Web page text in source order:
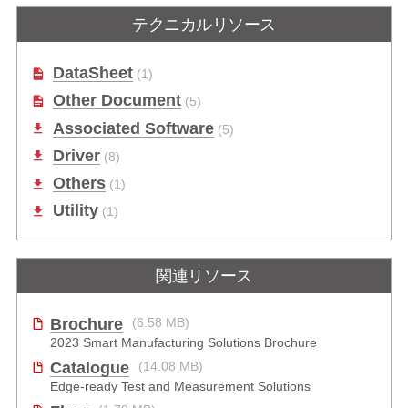
独立型 USB デジタル I/O モジュー
ル（OEM バージョンあり）
ルとPhoenix GM Lite 回転機会状態
監視ユーティリティが含まれます。
テクニカルリソース
DataSheet(1)
Other Document(5)
Associated Software(5)
Driver(8)
Others(1)
Utility(1)
関連リソース
Brochure
(6.58 MB)
2023 Smart Manufacturing Solutions Brochure
Catalogue
(14.08 MB)
Edge-ready Test and Measurement Solutions